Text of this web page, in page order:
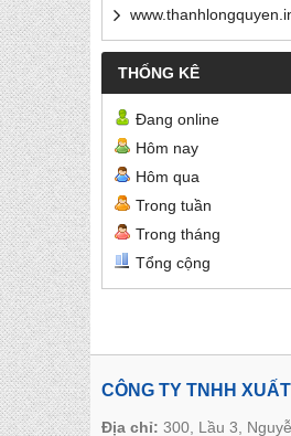
THỐNG KÊ
Đang online
Hôm nay
Hôm qua
Trong tuần
Trong tháng
Tổng cộng
CÔNG TY TNHH
Địa chỉ: 300, Lầu 3,